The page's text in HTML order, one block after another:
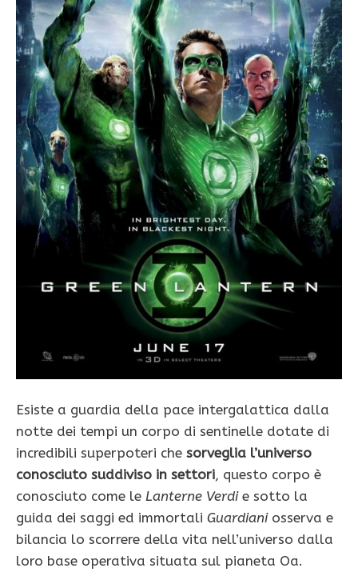
Esiste a guardia della pace intergalattica dalla
notte dei tempi un corpo di sentinelle dotate di
incredibili superpoteri che sorveglia l’universo
conosciuto suddiviso in settori, questo corpo è
conosciuto come le Lanterne Verdie sotto la
guida dei saggi ed immortali Guardiani osserva e
bilancia lo scorrere della vita nell’universo dalla
loro base operativa situata sul pianeta Oa.